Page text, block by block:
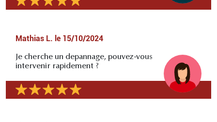
Mathias L. le 15/10/2024
Je cherche un depannage, pouvez-vous
intervenir rapidement ?